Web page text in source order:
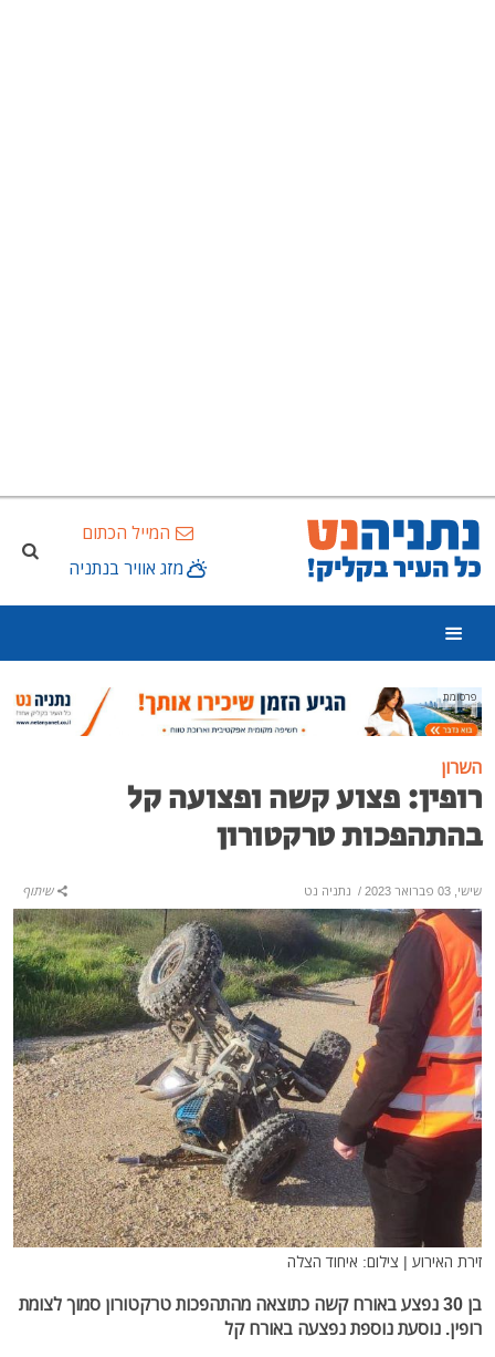
המייל הכתום
מזג אוויר בנתניה
פרסומת
השרון
רופין: פצוע קשה ופצועה קל
בהתהפכות טרקטורון
שישי, 03 פברואר 2023 / נתניה נט שיתוף
זירת האירוע | צילום: איחוד הצלה
בן 30 נפצע באורח קשה כתוצאה מהתהפכות טרקטורון סמוך לצומת
רופין. נוסעת נוספת נפצעה באורח קל